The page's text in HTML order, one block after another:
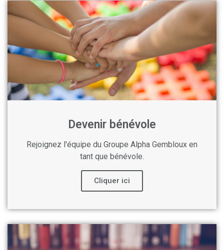
Devenir bénévole
Rejoignez l'équipe du Groupe Alpha Gembloux en
tant que bénévole.
Cliquer ici